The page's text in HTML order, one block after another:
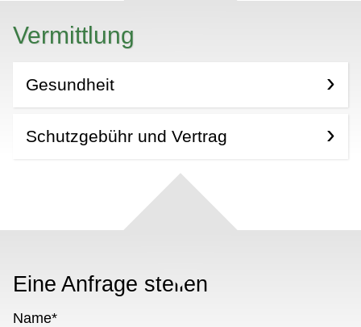
Vermittlung
Gesundheit
Schutzgebühr und Vertrag
Eine Anfrage stellen
Name*